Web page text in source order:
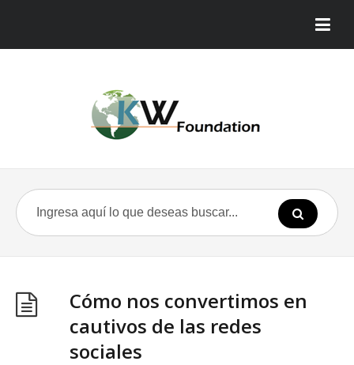
Cómo nos convertimos en
cautivos de las redes
sociales